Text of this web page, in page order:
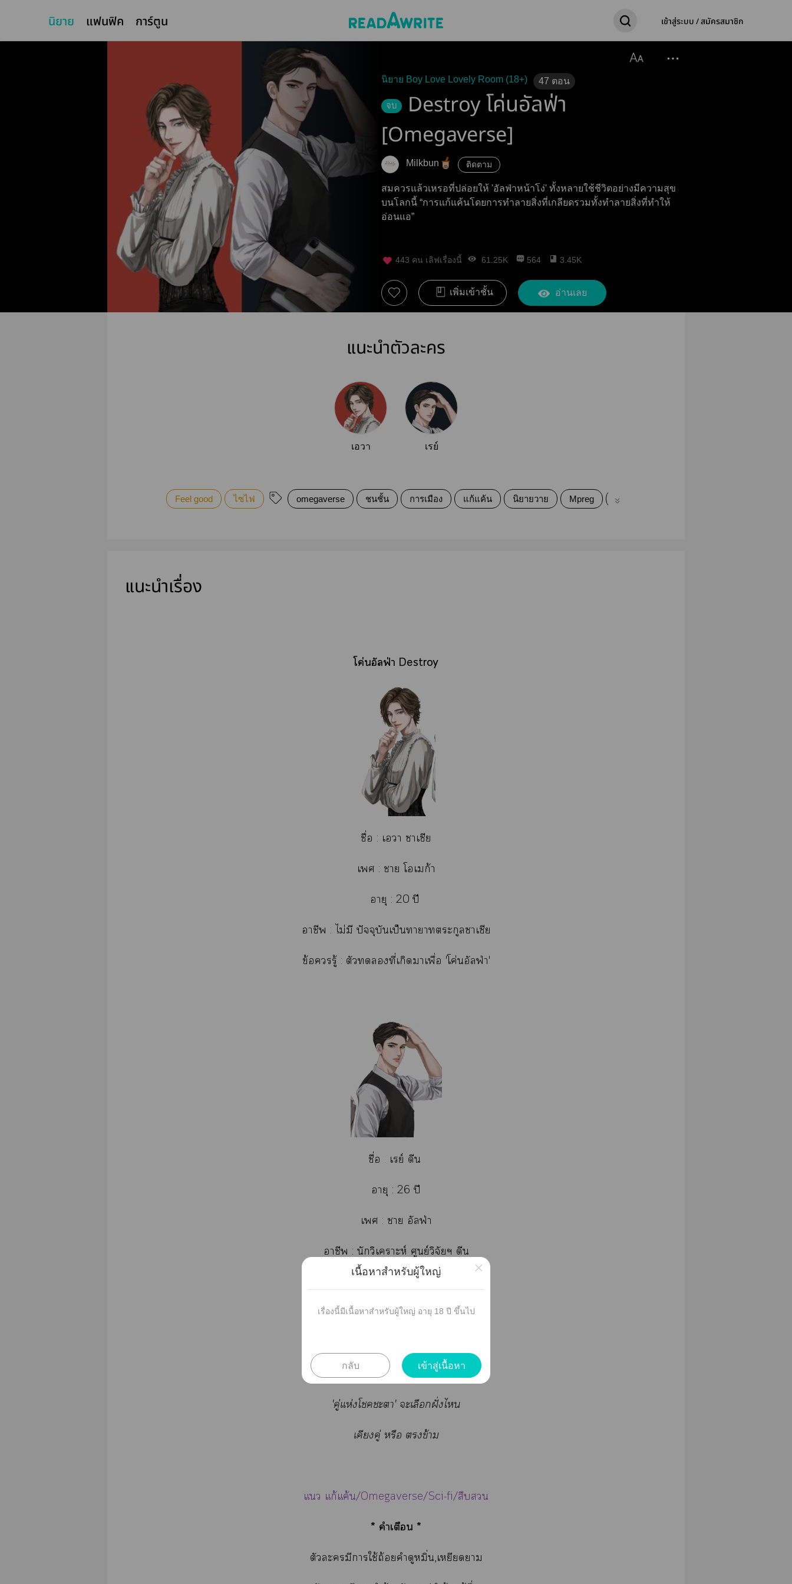
นิยาย แฟนฟิค การ์ตูน เข้าสู่ระบบ / สมัครสมาชิก
นิยาย Boy Love Lovely Room (18+) 47 ตอน
จบ
Destroy โค่นอัลฟ่า
[Omegaverse]
Milkbun ติดตาม
สมควรแล้วเหรอที่ปล่อยให้ 'อัลฟ่าหน้าโง่' ทั้งหลายใช้ชีวิตอย่างมีความสุข
บนโลกนี้ “การแก้แค้นโดยการทำลายสิ่งที่เกลียดรวมทั้งทำลายสิ่งที่ทำให้
อ่อนแอ”
443 คน เลิฟเรื่องนี้ 61.25K 564 3.45K
เพิ่มเข้าชั้น อ่านเลย
แนะนำตัวละคร
เอวา เรย์
Feel good ไซไฟ omegaverse ชนชั้น การเมือง แก้แค้น นิยายวาย Mpreg ไซไฟ
แนะนำเรื่อง
โค่นอัลฟ่า Destroy
ชื่อ : เา าเซีย
เ : า โเก้า
อายุ : 20 ปี
าชีพ : ไม่มี ปัจจุบันเป็นาาตระกูลาเซีย
ข้อรู้ : ตัวที่เกิดาเพื่อ 'โค่นอัลฟ่า'
ชื่อ : เรย์ ดีน
อายุ : 26 ปี
เ : า อัลฟ่า
าชีพ : นักวิเคราะห์ ศูนย์วิจัยฯ ดีน
ข้อรู้ : คู่แห่งโะาเา
แล้วอัลฟ่าที่ถูกร้อยเข้าด้วยกันเาะ
'คู่แห่งโะา' ะเลือกฝั่งไ
เคียงคู่ หรือ ข้าม
แ แก้แค้น/Omegaverse/Sci-fi/สืบ
* คำเตือน *
ตัวะมีาใช้ถ้อยคำดูหมิ่น,เหยียดา
เนื้อหาสำหรับผู้ใหญ่
เรื่องนี้มีเนื้อหาสำหรับผู้ใหญ่ อายุ 18 ปี ขึ้นไป
กลับ เข้าสู่เนื้อหา
×